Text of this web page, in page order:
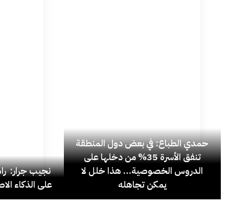
حمدي الطباع: في بعض دول المنطقة
تنفق الأسرة 35% من دخلها على
الدروس الخصوصية… هذا خلل لا
يمكن تجاهله
نجيب جرار:
على الذكاء